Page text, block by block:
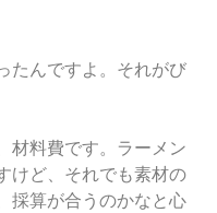
たんですよ。それがび
材料費です。ラーメン
けど、それでも素材の
採算が合うのかなと心